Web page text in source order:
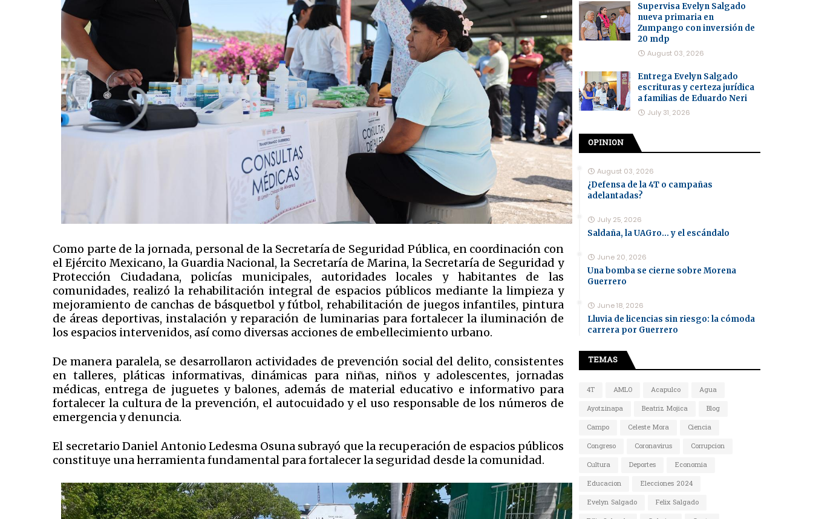
Como parte de la jornada, personal de la Secretaría de Seguridad Pública, en coordinación con
el Ejército Mexicano, la Guardia Nacional, la Secretaría de Marina, la Secretaría de Seguridad y
Protección Ciudadana, policías municipales, autoridades locales y habitantes de las
comunidades, realizó la rehabilitación integral de espacios públicos mediante la limpieza y
mejoramiento de canchas de básquetbol y fútbol, rehabilitación de juegos infantiles, pintura
de áreas deportivas, instalación y reparación de luminarias para fortalecer la iluminación de
los espacios intervenidos, así como diversas acciones de embellecimiento urbano.
De manera paralela, se desarrollaron actividades de prevención social del delito, consistentes
en talleres, pláticas informativas, dinámicas para niñas, niños y adolescentes, jornadas
médicas, entrega de juguetes y balones, además de material educativo e informativo para
fortalecer la cultura de la prevención, el autocuidado y el uso responsable de los números de
emergencia y denuncia.
El secretario Daniel Antonio Ledesma Osuna subrayó que la recuperación de espacios públicos
constituye una herramienta fundamental para fortalecer la seguridad desde la comunidad.
Supervisa Evelyn Salgado
nueva primaria en
Zumpango con inversión de
20 mdp
August 03, 2026
Entrega Evelyn Salgado
escrituras y certeza jurídica
a familias de Eduardo Neri
July 31, 2026
OPINION
August 03, 2026
¿Defensa de la 4T o campañas
adelantadas?
July 25, 2026
Saldaña, la UAGro... y el escándalo
June 20, 2026
Una bomba se cierne sobre Morena
Guerrero
June 18, 2026
Lluvia de licencias sin riesgo: la cómoda
carrera por Guerrero
TEMAS
4T AMLO Acapulco
Agua
Ayotzinapa
Beatriz Mojica
Blog
Campo
Celeste Mora
Ciencia
Congreso
Coronavirus
Corrupcion
Cultura
Deportes
Economia
Educacion
Elecciones 2024
Evelyn Salgado
Felix Salgado